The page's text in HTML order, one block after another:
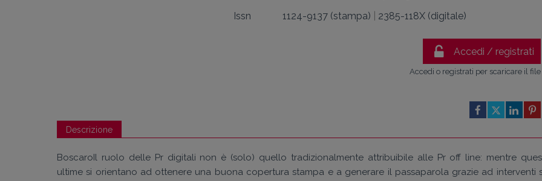
Issn
1124-9137 (stampa) 2385-118X (digitale)
Accedi / registrati
Accedi o registrati per scaricare il file
Descrizione
BoscaroIl ruolo delle Pr digitali non è (solo) quello tradizionalmente attribuibile alle Pr off line: mentre
ultime si orientano ad ottenere una buona copertura stampa e a generare il passaparola grazie ad interventi